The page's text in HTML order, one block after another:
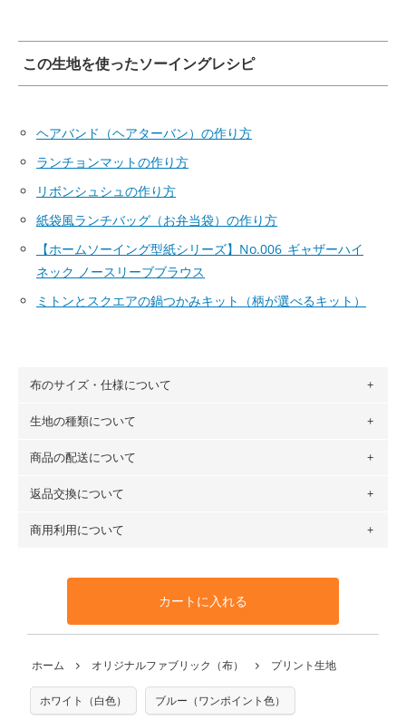
この生地を使ったソーイングレシピ
ヘアバンド（ヘアターバン）の作り方
ランチョンマットの作り方
リボンシュシュの作り方
紙袋風ランチバッグ（お弁当袋）の作り方
【ホームソーイング型紙シリーズ】No.006_ギャザーハイ
ネック ノースリーブブラウス
ミトンとスクエアの鍋つかみキット（柄が選べるキット）
布のサイズ・仕様について
布の長さは50cm単位での販売になります。
場合 → 購入数量「7」
※カットを希望の方は備考欄に「50cmずつカット希望」など
ご記載ください（50cm単位でのカットのみ）
プリント布の仕様についてもっと詳しく見る
生地の種類について
・現在、すべてのデザインのプリントに使用している生地は
ットン（ダブルガーゼ）・100％コットン（ローン）・コッ
トンリネン（ビエラ織）・100％コットン（ツイル）・
100％コットン（キャンバス・11号帆布）です。
生地見本サンプル（無料）を購入する
商品の配送について
・ネコポスでの配送は、布は2mまで型紙は2個までとなりま
も送料の表示が600円となり宅急便での配送となります。
となります。
※万が一、検品時に不備が見つかった場合は、4～5営業日後
の発送となる場合がございます。
※土日祝は営業日に含まれません。
※配送日のご指定は承れません。出来上がり次第、順次発送
返品交換について
・布はご注文後に注文数量のみをプリントするため、
購入後
や用尺をお間違えのないようお願いします。思っていた色味
と違う、などの理由での返品は承れません。予めご了承くだ
商用利用について
す。ハンドメイドサイトなどでの販売用アイテムの製作にご
利用いただけます。「nunocoto fabric使用」といった記載
も不要です。（製品化した際に起こる全ての問題、クレーム
いませんのでご了承ください）
※有料型紙（ホームソーイング型紙シリーズ）および柄がえ
らべるキットに付属された型紙は商用利用できませんのでご
カートに入れる
ホーム オリジナルファブリック（布） プリント生地
ホワイト（白色） ブルー（ワンポイント色）